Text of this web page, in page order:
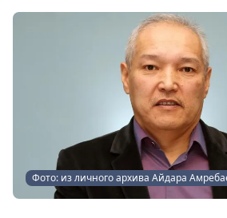
Фото: из личного архива Айдара